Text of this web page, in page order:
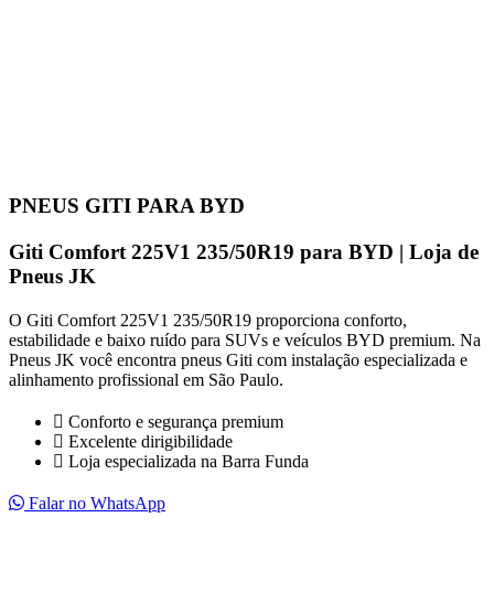
PNEUS GITI PARA BYD
Giti Comfort 225V1 235/50R19 para BYD | Loja de
Pneus JK
O Giti Comfort 225V1 235/50R19 proporciona conforto,
estabilidade e baixo ruído para SUVs e veículos BYD premium. Na
Pneus JK você encontra pneus Giti com instalação especializada e
alinhamento profissional em São Paulo.
Conforto e segurança premium
Excelente dirigibilidade
Loja especializada na Barra Funda
Falar no WhatsApp